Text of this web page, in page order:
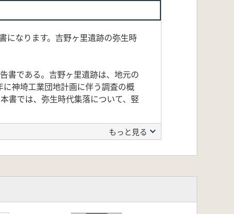
になります。吉野ヶ里遺跡の弥生時
書である。吉野ヶ里遺跡は、地元の
神埼工業団地計画に伴う調査の概
書では、弥生時代集落について、竪
もっと見る